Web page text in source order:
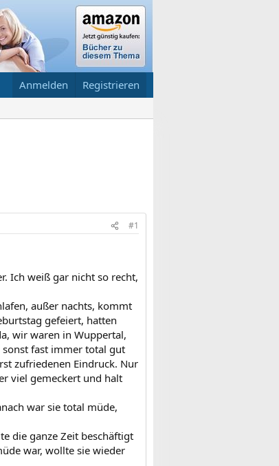
Anmelden Registrieren
#1
Ich weiß gar nicht so recht,
außer nachts, kommt
gefeiert, hatten
wir waren in Wuppertal,
sonst fast immer total gut
zufriedenen Eindruck. Nur
viel gemeckert und halt
war sie total müde,
die ganze Zeit beschäftigt
war, wollte sie wieder